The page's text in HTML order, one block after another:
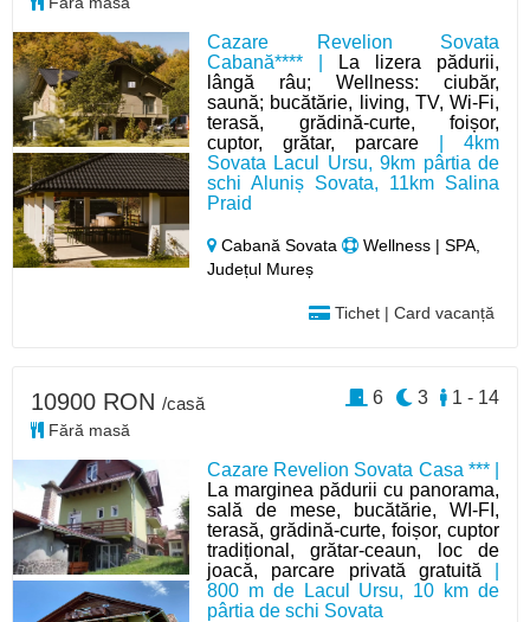
Cazare Revelion Sovata
Cabană**** |
La lizera pădurii,
lângă râu; Wellness: ciubăr,
saună; bucătărie, living, TV, Wi-Fi,
terasă, grădină-curte, foișor,
cuptor, grătar, parcare | 4km
Sovata Lacul Ursu, 9km pârtia de
schi Aluniș Sovata, 11km Salina
Praid
Cabană Sovata
Wellness | SPA,
Județul Mureș
Tichet | Card vacanță
Cazare Revelion Sovata Casa *** |
La marginea pădurii cu panorama,
sală de mese, bucătărie, WI-FI,
terasă, grădină-curte, foișor, cuptor
tradițional, grătar-ceaun, loc de
joacă, parcare privată gratuită
800 m de Lacul Ursu, 10 km de
pârtia de schi Sovata
10900 RON /casă
Fără masă
1 - 14
3
6